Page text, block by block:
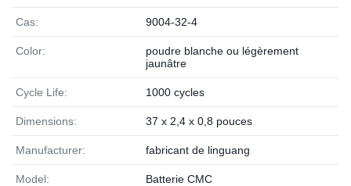
Cas: 9004-32-4
Color:
poudre blanche ou légèrement
jaunâtre
Cycle Life: 1000 cycles
Dimensions: 37 x 2,4 x 0,8 pouces
Manufacturer: fabricant de linguang
Model: Batterie CMC